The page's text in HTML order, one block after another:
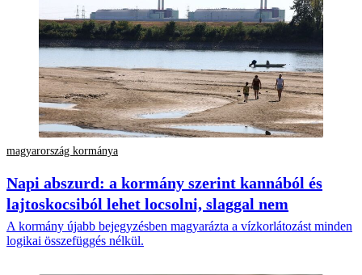
magyarország kormánya
Napi abszurd: a kormány szerint kannából és
lajtoskocsiból lehet locsolni, slaggal nem
A kormány újabb bejegyzésben magyarázta a vízkorlátozást minden
logikai összefüggés nélkül.